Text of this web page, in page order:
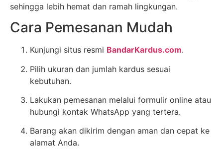
sehingga lebih hemat dan ramah lingkungan.
Cara Pemesanan Mudah
Kunjungi situs resmi BandarKardus.com.
Pilih ukuran dan jumlah kardus sesuai
kebutuhan.
Lakukan pemesanan melalui formulir online atau
hubungi kontak WhatsApp yang tertera.
Barang akan dikirim dengan aman dan cepat ke
alamat Anda.